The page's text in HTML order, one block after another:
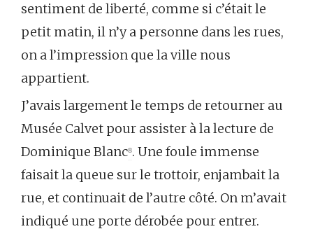
sentiment de liberté, comme si c’était le
petit matin, il n’y a personne dans les rues,
on a l’impression que la ville nous
appartient.
J’avais largement le temps de retourner au
Musée Calvet pour assister à la lecture de
Dominique Blanc⁸. Une foule immense
faisait la queue sur le trottoir, enjambait la
rue, et continuait de l’autre côté. On m’avait
indiqué une porte dérobée pour entrer.